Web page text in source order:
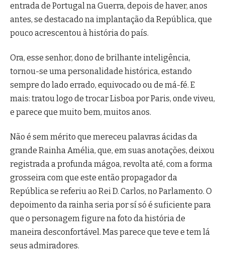
entrada de Portugal na Guerra, depois de haver, anos
antes, se destacado na implantação da República, que
pouco acrescentou à história do país.
Ora, esse senhor, dono de brilhante inteligência,
tornou-se uma personalidade histórica, estando
sempre do lado errado, equivocado ou de má-fé. E
mais: tratou logo de trocar Lisboa por Paris, onde viveu,
e parece que muito bem, muitos anos.
Não é sem mérito que mereceu palavras ácidas da
grande Rainha Amélia, que, em suas anotações, deixou
registrada a profunda mágoa, revolta até, com a forma
grosseira com que este então propagador da
República se referiu ao Rei D. Carlos, no Parlamento. O
depoimento da rainha seria por sí só é suficiente para
que o personagem figure na foto da história de
maneira desconfortável. Mas parece que teve e tem lá
seus admiradores.